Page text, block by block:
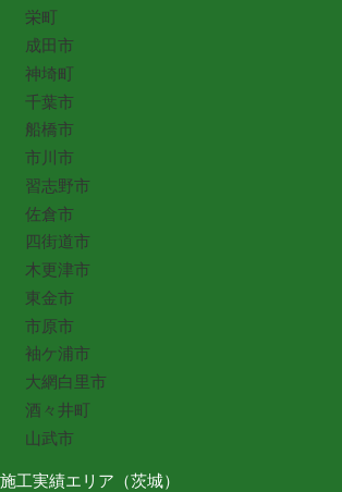
栄町
成田市
神埼町
千葉市
船橋市
市川市
習志野市
佐倉市
四街道市
木更津市
東金市
市原市
袖ケ浦市
大網白里市
酒々井町
山武市
施工実績エリア（茨城）